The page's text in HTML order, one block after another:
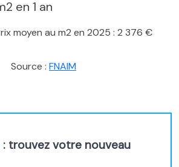
en 1 an
moyen au m2 en 2025 : 2 376 €
Source : FNAIM
trouvez votre nouveau